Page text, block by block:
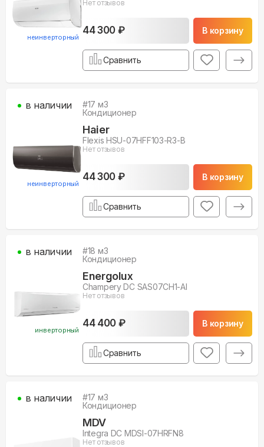
неинверторный
Нет отзывов
44 300 ₽ В корзину
Сравнить
неинверторный
#17 м3
Кондиционер
Haier
Flexis HSU-07HFF103-R3-B
Нет отзывов
44 300 ₽ В корзину
в наличии
Сравнить
инверторный
#18 м3
Кондиционер
Energolux
Champery DC SAS07CH1-AI
Нет отзывов
44 400 ₽ В корзину
в наличии
Сравнить
#17 м3
Кондиционер
MDV
Integra DC MDSI-07HRFN8
Нет отзывов
в наличии